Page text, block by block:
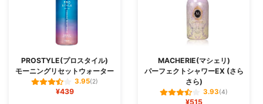
PROSTYLE(プロスタイル)
モーニングリセットウォーター
3.95(2)
¥439
MACHERIE(マシェリ)
パーフェクトシャワーEX (さら
さら)
3.93(4)
¥515